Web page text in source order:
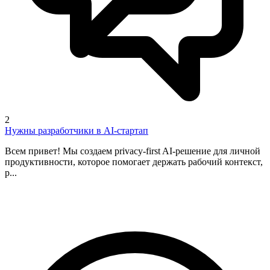
2
Нужны разработчики в AI-стартап
Всем привет! Мы создаем privacy-first AI-решение для личной
продуктивности, которое помогает держать рабочий контекст,
р...